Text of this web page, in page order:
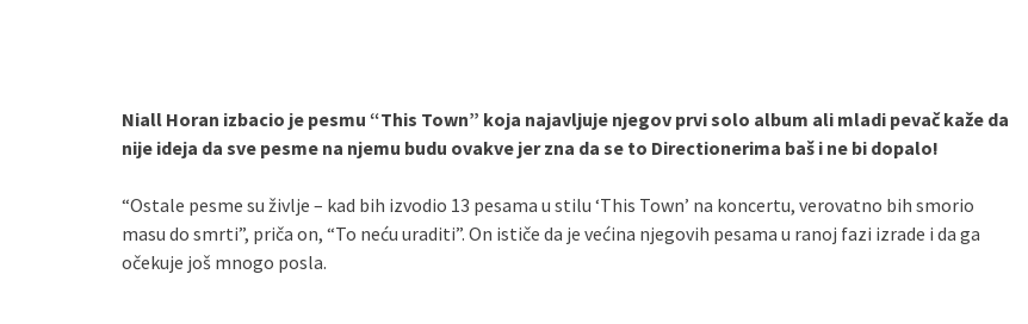
Niall Horan izbacio je pesmu “This Town” koja najavljuje njegov prvi solo album ali mladi pevač kaže da
nije ideja da sve pesme na njemu budu ovakve jer zna da se to Directionerima baš i ne bi dopalo!
“Ostale pesme su življe – kad bih izvodio 13 pesama u stilu ‘This Town’ na koncertu, verovatno bih smorio
masu do smrti”, priča on, “To neću uraditi”. On ističe da je većina njegovih pesama u ranoj fazi izrade i da ga
očekuje još mnogo posla.